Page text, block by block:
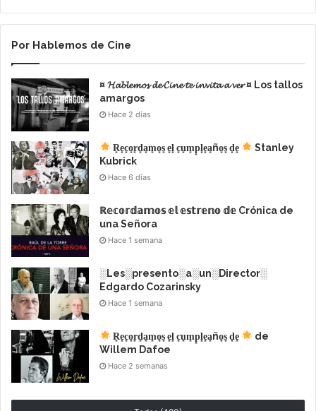
Mejor Dirección:Nicolangelo GelorminiporLa
Por Hablemos de Cine
¤ 𝓗𝓪𝓫𝓵𝓮𝓶𝓸𝓼 𝓭𝓮 𝓒𝓲𝓷𝓮 𝓽𝓮 𝓲𝓷𝓿𝓲𝓽𝓪 𝓪 𝓿𝓮𝓻 ¤ Los tallos
amargos
Hace 2 días
R͙e͙c͙o͙r͙d͙a͙m͙o͙s͙ e͙l͙ c͙u͙m͙p͙l͙e͙a͙ño͙s͙ d͙e͙
Stanley
Kubrick
Hace 6 días
ℝ𝕖𝕔𝕠𝕣𝕕𝕒𝕞𝕠𝕤 𝕖𝕝 𝕖𝕤𝕥𝕣𝕖𝕟𝕠 𝕕𝕖 Crónica de
una Señora
Hace 1 semana
░Les░presento░a░un░Director░
Edgardo Cozarinsky
Hace 1 semana
R͙e͙c͙o͙r͙d͙a͙m͙o͙s͙ e͙l͙ c͙u͙m͙p͙l͙e͙a͙ño͙s͙ d͙e͙
de
Willem Dafoe
Hace 2 semanas